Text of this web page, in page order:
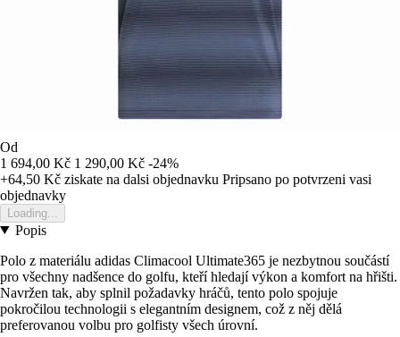
Od
1 694,00 Kč 1 290,00 Kč -24%
+64,50 Kč ziskate na dalsi objednavku Pripsano po potvrzeni vasi
objednavky
Loading...
Popis
Polo z materiálu adidas Climacool Ultimate365 je nezbytnou součástí
pro všechny nadšence do golfu, kteří hledají výkon a komfort na hřišti.
Navržen tak, aby splnil požadavky hráčů, tento polo spojuje
pokročilou technologii s elegantním designem, což z něj dělá
preferovanou volbu pro golfisty všech úrovní.